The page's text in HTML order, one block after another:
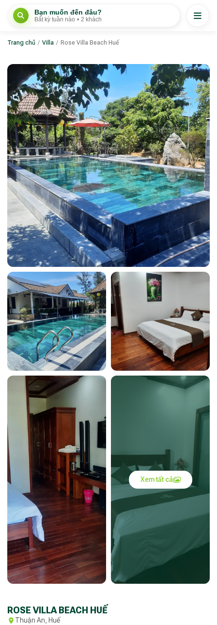
Bạn muốn đến đâu?
Bất kỳ tuần nào • 2 khách
Trang chủ / Villa / Rose Villa Beach Huế
Xem tất cả
ROSE VILLA BEACH HUẾ
Thuận An, Huế